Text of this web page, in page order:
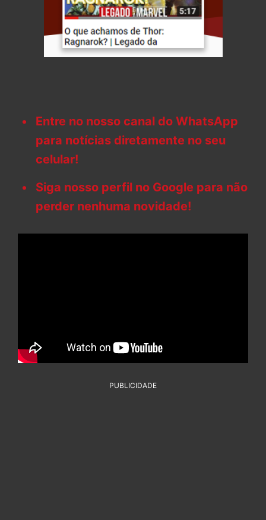
Entre no nosso canal do WhatsApp
para notícias diretamente no seu
celular!
Siga nosso perfil no Google para não
perder nenhuma novidade!
PUBLICIDADE